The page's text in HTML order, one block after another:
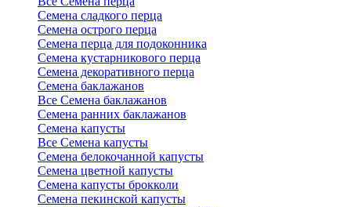
Семена сладкого перца
Семена острого перца
Семена перца для подоконника
Семена кустарникового перца
Семена декоративного перца
Семена баклажанов
Все Семена баклажанов
Семена ранних баклажанов
Семена капусты
Все Семена капусты
Семена белокочанной капусты
Семена цветной капусты
Семена капусты брокколи
Семена пекинской капусты